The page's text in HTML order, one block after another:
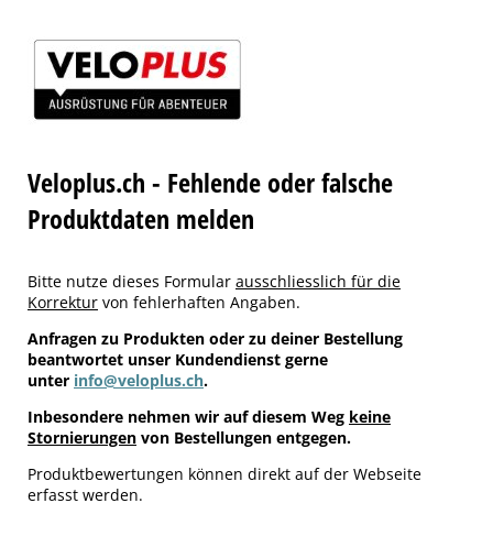
Veloplus.ch - Fehlende oder falsche
Produktdaten melden
Bitte nutze dieses Formular ausschliesslich für die
Korrektur von fehlerhaften Angaben.
Anfragen zu Produkten oder zu deiner Bestellung
beantwortet unser Kundendienst gerne
unter info@veloplus.ch.
Inbesondere nehmen wir auf diesem Weg keine
Stornierungen von Bestellungen entgegen.
Produktbewertungen können direkt auf der Webseite
erfasst werden.